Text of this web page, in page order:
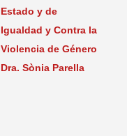
Estado y de
Igualdad y Contra la
Violencia de Género
Dra. Sònia Parella